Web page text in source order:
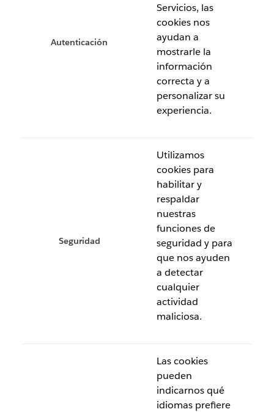
Autenticación
Servicios, las
cookies nos
ayudan a
mostrarle la
información
correcta y a
personalizar su
experiencia.
Seguridad
Utilizamos
cookies para
habilitar y
respaldar
nuestras
funciones de
seguridad y para
que nos ayuden
a detectar
cualquier
actividad
maliciosa.
Las cookies
pueden
indicarnos qué
idiomas prefiere